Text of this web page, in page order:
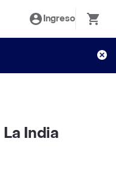
Ingreso
India